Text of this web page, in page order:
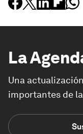
La
Una
importantes de